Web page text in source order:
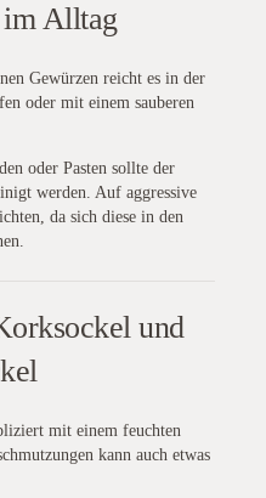
Alltag
Gewürzen reicht es in der
oder mit einem sauberen
oder Pasten sollte der
werden. Auf aggressive
da sich diese in den
und
mit einem feuchten
kann auch etwas